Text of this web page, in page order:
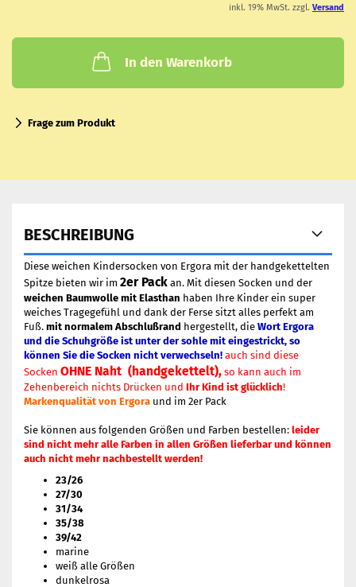
inkl. 19% MwSt. zzgl. Versand
In den Warenkorb
Frage zum Produkt
BESCHREIBUNG
Diese weichen Kindersocken von Ergora mit der handgekettelten
Spitze bieten wir im 2er Pack an. Mit diesen Socken und der
weichen Baumwolle mit Elasthan haben Ihre Kinder ein super
weiches Tragegefühl und dank der Ferse sitzt alles perfekt am
Fuß. mit normalem Abschlußrand hergestellt, die Wort Ergora
und die Schuhgröße ist unter der sohle mit eingestrickt, so
können Sie die Socken nicht verwechseln! auch sind diese
Socken OHNE Naht (handgekettelt), so kann auch im
Zehenbereich nichts Drücken und Ihr Kind ist glücklich!
Markenqualität von Ergora und im 2er Pack
Sie können aus folgenden Größen und Farben bestellen: leider
sind nicht mehr alle Farben in allen Größen lieferbar und können
auch nicht mehr nachbestellt werden!
23/26
27/30
31/34
35/38
39/42
marine
weiß alle Größen
dunkelrosa